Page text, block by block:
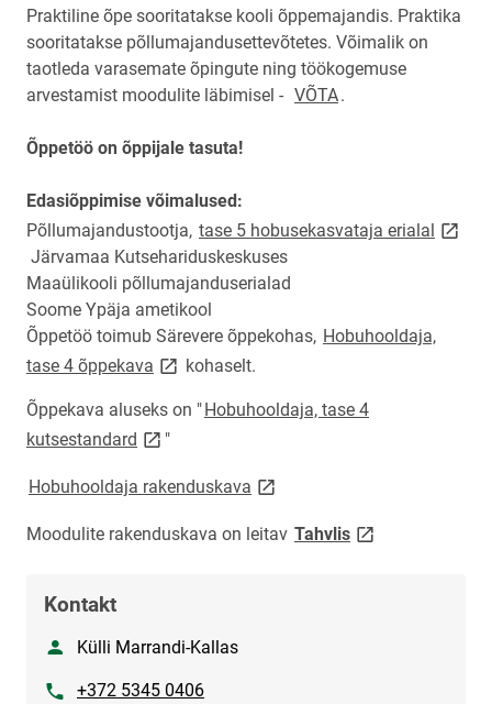
Praktiline õpe sooritatakse kooli õppemajandis. Praktika
sooritatakse põllumajandusettevõtetes. Võimalik on
taotleda varasemate õpingute ning töökogemuse
arvestamist moodulite läbimisel - VÕTA.
Õppetöö on õppijale tasuta!
Edasiõppimise võimalused:
Põllumajandustootja, tase 5 hobusekasvataja erialal link
Järvamaa Kutsehariduskeskuses
Maaülikooli põllumajanduserialad
Soome Ypäja ametikool
Õppetöö toimub Särevere õppekohas, Hobuhooldaja,
tase 4 õppekava link opens on new page
kohaselt.
Õppekava aluseks on "Hobuhooldaja, tase 4
kutsestandard link opens on new page
"
Hobuhooldaja rakenduskava link opens on new page
Moodulite rakenduskava on leitav Tahvlislink opens on
Kontakt
NimiKülli Marrandi-Kallas
Telefon+372 5345 0406